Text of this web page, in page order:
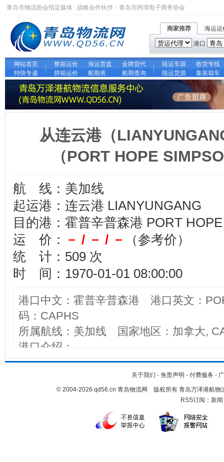
青岛市物流协会指定媒体 战略合作伙伴： 青岛市跨境电子商务协会
商家推荐 海运运
港口
网站首页 整箱运价 海运货盘 金牌货代 陆运车源
散货专线
特快专递
拼箱运价 船期表 船期查询 陆运货源 集装箱车
从连云港（
（PORT HOPE
航 线：美加线
起运港：连云港 LIANYUNGANG
目的港：霍普辛普森港 PORT
运 价：
－ / － / －
（参考价）
统 计：509 次
时 间：1970-01-01 08:00:00
港口中文：霍普辛普森港 港口英文：
码：CAPHS
所属航线：美加线 国家地区：加拿大,
港口介绍：
关于我们 - 免责声明 - 付费服务 -
© 2004-2026 qd56.cn 青岛物流网 版权所有 青岛万泽港航物
RSS订阅： 新闻